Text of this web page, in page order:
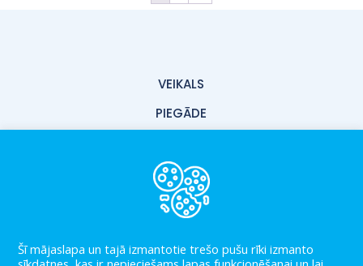
VEIKALS
PIEGĀDE
KONTAKTI
LIETOŠANAS NOTEIKUMI
Šī mājaslapa un tajā izmantotie trešo pušu rīki izmanto